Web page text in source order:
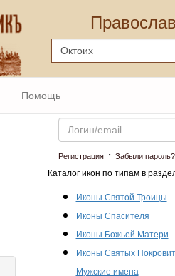
Помощь
Email
Регистрация· Забыли пароль?
Каталог икон по типам в
Иконы Святой Троицы
Иконы Спасителя
Иконы Божьей Матери
Иконы Святых
Мужские имена